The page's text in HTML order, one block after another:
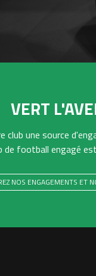
VERT
club une source
de football engagé
NOS ENGAGEMENTS ET